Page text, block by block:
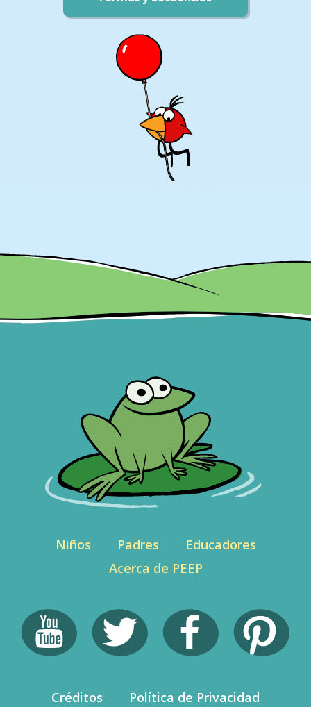
Niños Padres
Educadores
Acerca de PEEP
Créditos
Política de Privacidad